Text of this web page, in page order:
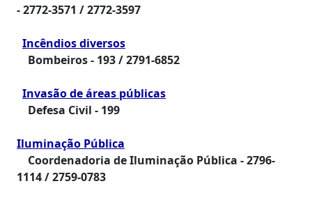
-2772-3571 / 2772-3597
Incêndios diversos
Bombeiros - 193 / 2791-6852
Invasão de áreas públicas
Defesa Civil - 199
Iluminação Pública
Coordenadoria de Iluminação Pública - 2796-
1114 / 2759-0783